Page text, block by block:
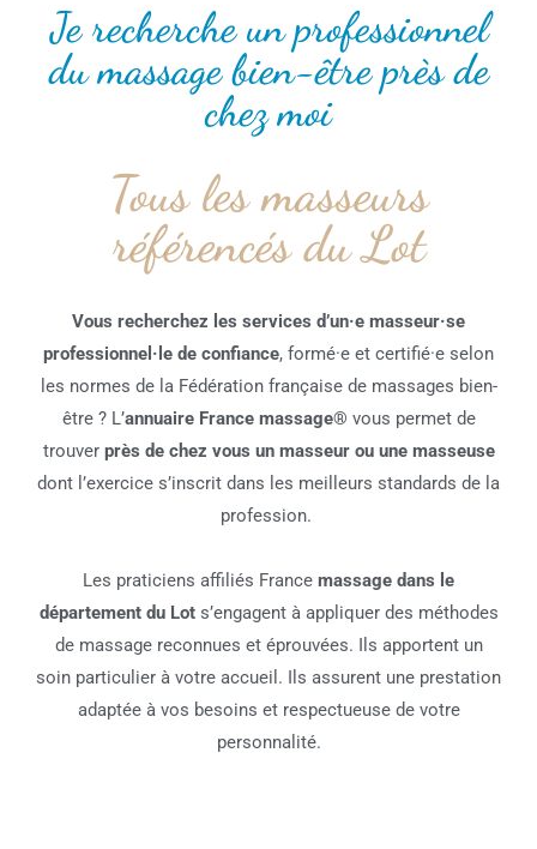
Je recherche un professionnel
du massage bien-être près de
chez moi
Tous les masseurs
référencés du Lot
Vous recherchez les services d’un·e masseur·se
professionnel·le de confiance, formé·e et certifié·e selon
les normes de la Fédération française de massages bien-
être ? L’annuaire France massage® vous permet de
trouverprès de chez vous un masseur ou une masseuse
dont l’exercice s’inscrit dans les meilleurs standards de la
profession.
Les praticiens affiliés France massage dans le
département du Lot s’engagent à appliquer des méthodes
de massage reconnues et éprouvées. Ils apportent un
soin particulier à votre accueil. Ils assurent une prestation
adaptée à vos besoins et respectueuse de votre
personnalité.